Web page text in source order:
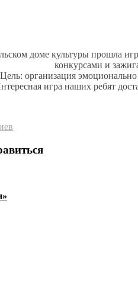
доме культуры прошла
конкурсами и
Цель: организация
игра наших ребят